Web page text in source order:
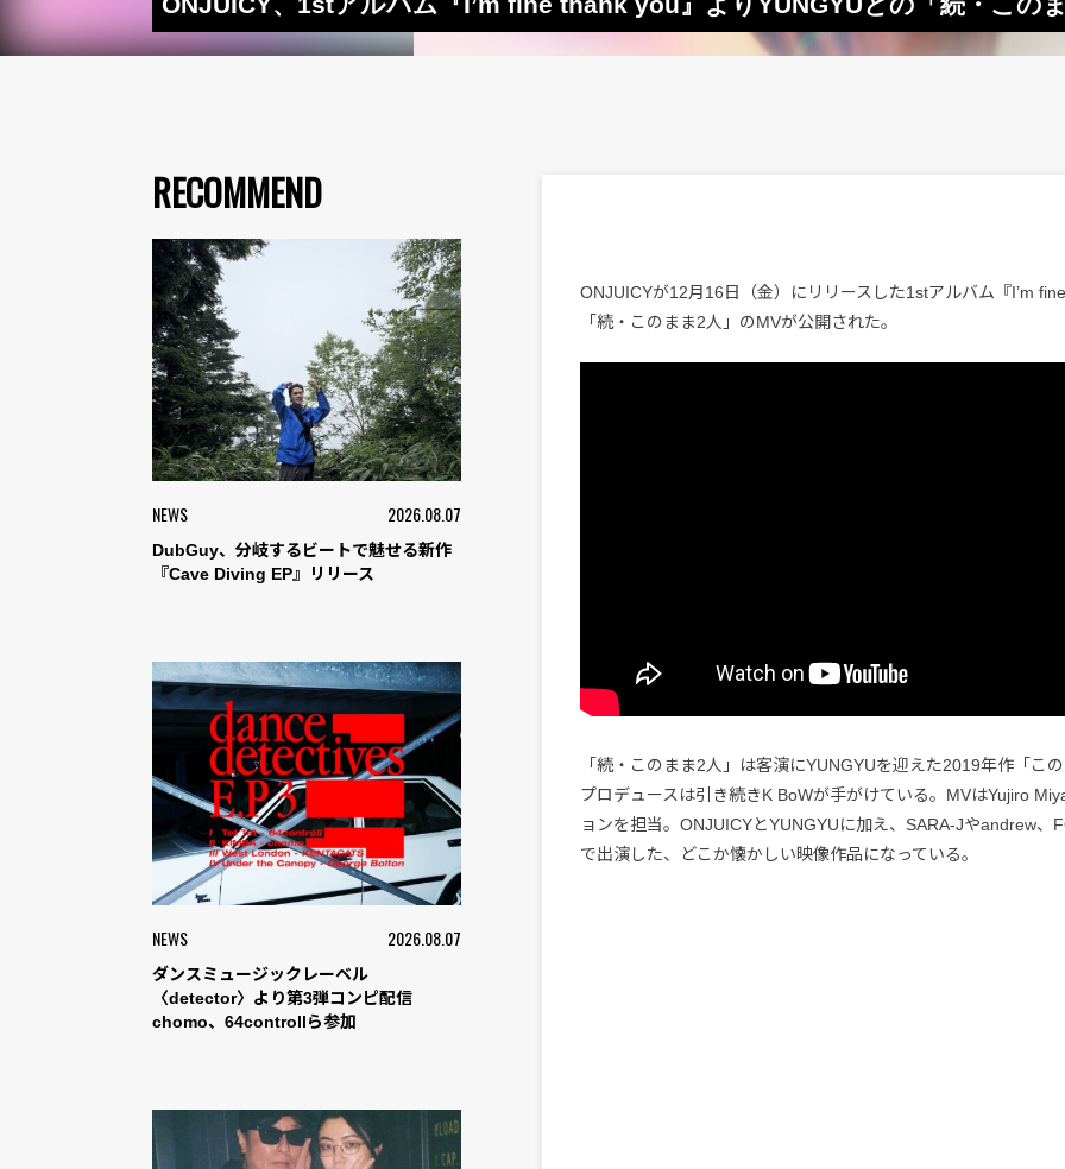
RECOMMEND
NEWS 2026.08.07
DubGuy、分岐するビートで魅せる新作
『Cave Diving EP』リリース
NEWS 2026.08.07
ダンスミュージックレーベル
〈detector〉より第3弾コンピ配信
chomo、64controllら参加
ONJUICYが12月16日（金）にリリースした1stアルバム『I’m
「続・このまま2人」のMVが公開された。
「続・このまま2人」は客演にYUNGYUを迎えた2019年作「こ
プロデュースは引き続きK BoWが手がけている。MVはYujiro
ョンを担当。ONJUICYとYUNGYUに加え、SARA-Jやandrew、
で出演した、どこか懐かしい映像作品になっている。